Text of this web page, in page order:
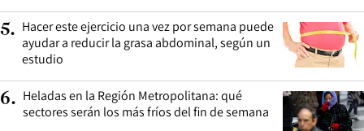
5. Hacer este ejercicio una vez por semana puede
ayudar a reducir la grasa abdominal, según un
estudio
6. Heladas en la Región Metropolitana: qué
sectores serán los más fríos del fin de semana